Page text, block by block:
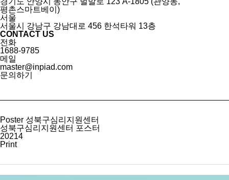
평촌스마트베이)
서울
서울시 강남구 강남대로 456 한석타워 13층
CONTACT US
전화
1688-9785
메일
master@inpiad.com
문의하기
Poster 성북구심리지원센터
성북구심리지원센터 포스터
20214
Print